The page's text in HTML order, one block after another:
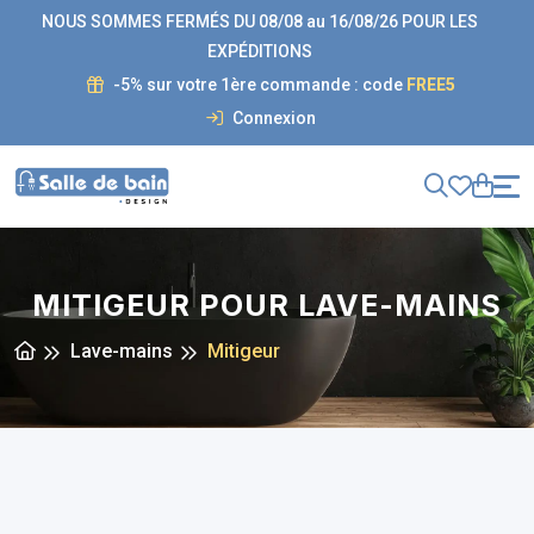
NOUS SOMMES FERMÉS DU 08/08 au 16/08/26 POUR LES
EXPÉDITIONS
-5% sur votre 1ère commande : code FREE5
Connexion
MITIGEUR POUR LAVE-MAINS
Lave-mains Mitigeur